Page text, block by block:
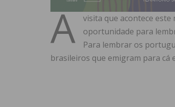
A
visita que acontece este
oportunidade para
Para lembrar os
brasileiros que emigram para cá